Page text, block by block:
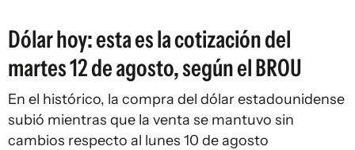
Dólar hoy: esta es la cotización del
martes 12 de agosto, según el BROU
En el histórico, la compra del dólar estadounidense
subió mientras que la venta se mantuvo sin
cambios respecto al lunes 10 de agosto